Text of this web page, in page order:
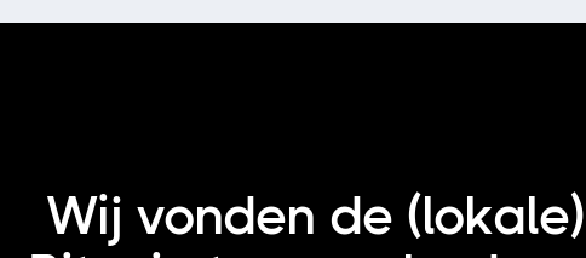
Wij vonden de (lokale)